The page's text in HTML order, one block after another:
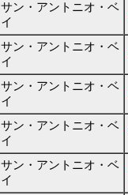
サン・アントニオ・ベ
イ
サン・アントニオ・ベ
イ
サン・アントニオ・ベ
イ
サン・アントニオ・ベ
イ
サン・アントニオ・ベ
イ